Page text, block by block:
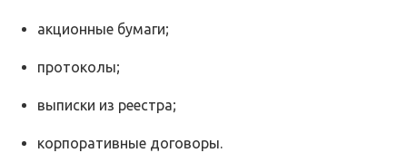
акционные бумаги;
протоколы;
выписки из реестра;
корпоративные договоры.